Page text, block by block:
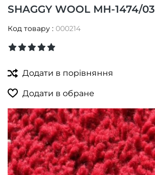
SHAGGY WOOL MH-1474/03
Код товару : 000214
Додати в порівняння
Додати в обране